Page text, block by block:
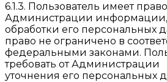
6.1.3. Пользователь имеет
Администрации
обработки его персональных
право не ограничено в
федеральными законами.
требовать от Администрации
уточнения его персональных